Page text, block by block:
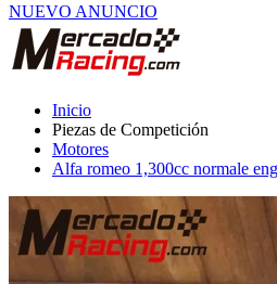
Piezas de Competición
Motores
Alfa romeo 1,300cc normale